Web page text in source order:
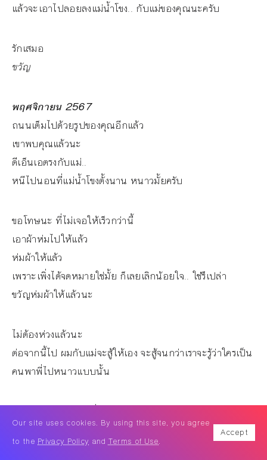
แล้วจะเอาไปลอยลงแม่น้ำโขง.. กับแม่ของคุณนะครับ
รักเสมอ
ขวัญ
พฤศจิกายน 2567
ถนนเต็มไปด้วยรูปของคุณอีกแล้ว
เขาพบคุณแล้วนะ
ดีเอ็นเอตรงกับแม่..
หนีไปนอนที่แม่น้ำโขงตั้งนาน หนาวมั้ยครับ
ขอโทษนะ ที่ไม่เจอให้เร็วกว่านี้
เอาผ้าห่มไปให้แล้ว
ห่มผ้าให้แล้ว
เพราะเพิ่งได้จดหมายใช่มั้ย ก็เลยเลิกน้อยใจ.. ใช่รึเปล่า
ขวัญห่มผ้าให้แล้วนะ
ไม่ต้องห่วงแล้วนะ
ต่อจากนี้ไป ผมกับแม่จะสู้ให้เอง จะสู้จนกว่าเราจะรู้ว่าใครเป็น
คนพาพี่ไปหนาวแบบนั้น
ไม่ต้องหนาวคนเดียวอีกแล้ว
Our site uses cookies. By using this site, you agree
to the Privacy Policy andTerms of Use.
Accept